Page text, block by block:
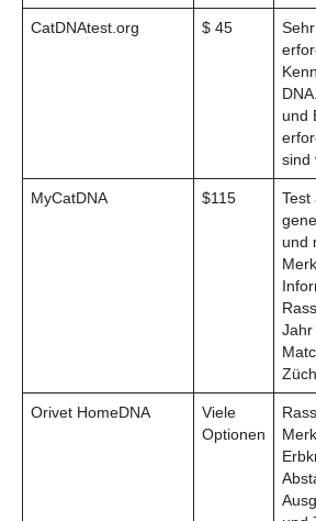
CatDNAtest.org $ 45
und
sind
MyCatDNA $115
Test
und
Jahr
Orivet HomeDNA
Viele
Optionen